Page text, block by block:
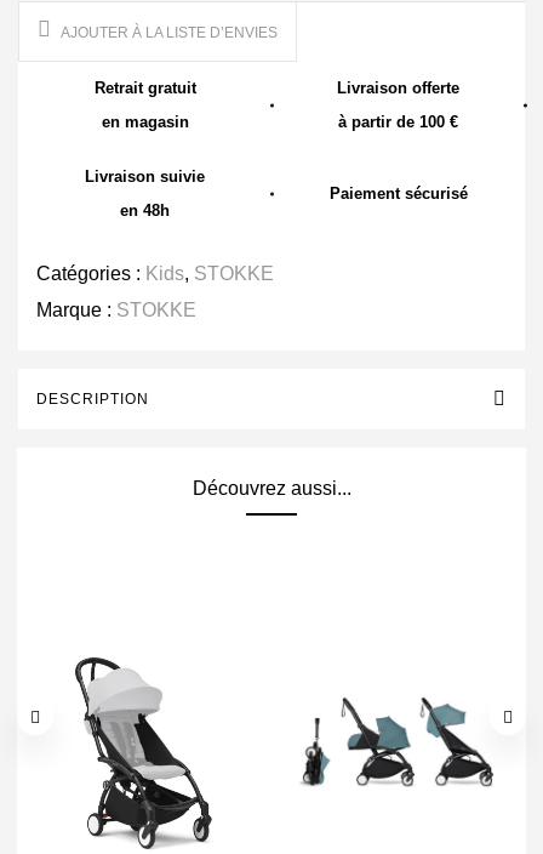
AJOUTER À LA LISTE D’ENVIES
Retrait gratuit
en magasin
Livraison offerte
à partir de 100 €
Livraison suivie
en 48h
Paiement sécurisé
Catégories : Kids, STOKKE
Marque : STOKKE
DESCRIPTION
Découvrez aussi...